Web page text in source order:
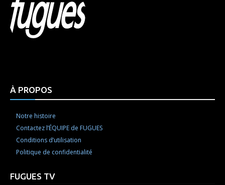
À PROPOS
Notre histoire
Contactez l’ÉQUIPE de FUGUES
Conditions d’utilisation
Politique de confidentialité
FUGUES TV